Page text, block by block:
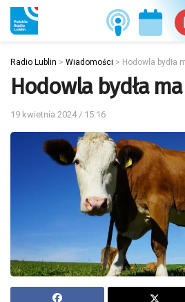
Radio Lublin > Wiadomości > Hodowla bydła
Hodowla bydła ma
19 kwietnia 2024 / 15:16